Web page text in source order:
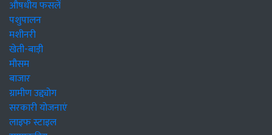
औषधीय फसलें
पशुपालन
मशीनरी
खेती-बाड़ी
मौसम
बाजार
ग्रामीण उद्द्योग
सरकारी योजनाएं
लाइफ स्टाइल